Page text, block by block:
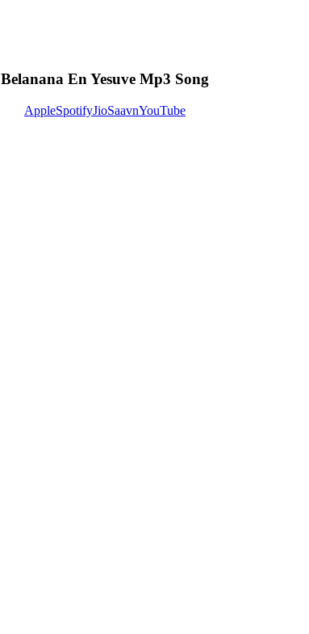
Belanana En Yesuve Mp3 Song
AppleSpotifyJioSaavnYouTube